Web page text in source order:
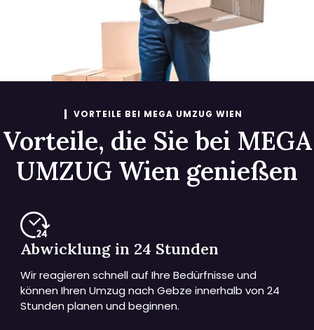
VORTEILE BEI MEGA UMZUG WIEN
Vorteile, die Sie bei MEGA
UMZUG Wien genießen
Abwicklung in 24 Stunden
Wir reagieren schnell auf Ihre Bedürfnisse und
können Ihren Umzug nach Gebze innerhalb von 24
Stunden planen und beginnen.